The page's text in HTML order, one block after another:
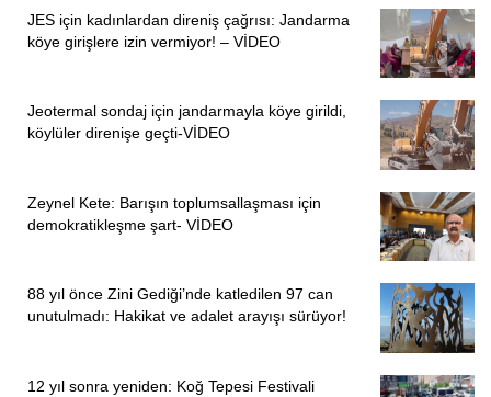
JES için kadınlardan direniş çağrısı: Jandarma
köye girişlere izin vermiyor! – VİDEO
Jeotermal sondaj için jandarmayla köye girildi,
köylüler direnişe geçti-VİDEO
Zeynel Kete: Barışın toplumsallaşması için
demokratikleşme şart- VİDEO
88 yıl önce Zini Gediği’nde katledilen 97 can
unutulmadı: Hakikat ve adalet arayışı sürüyor!
12 yıl sonra yeniden: Koğ Tepesi Festivali